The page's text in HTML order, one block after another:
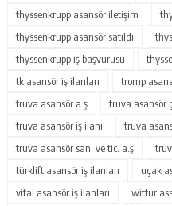
thyssenkrupp asansör iletişim
thyssenkrupp asansör satıldı
thyssenkrupp iş başvurusu
tk asansör iş ilanları
tromp
truva asansör a.ş
truva asansör
truva asansör iş ilanı
truva
truva asansör san. ve tic. a.ş
türklift asansör iş ilanları
uçak
vital asansör iş ilanları
wittur